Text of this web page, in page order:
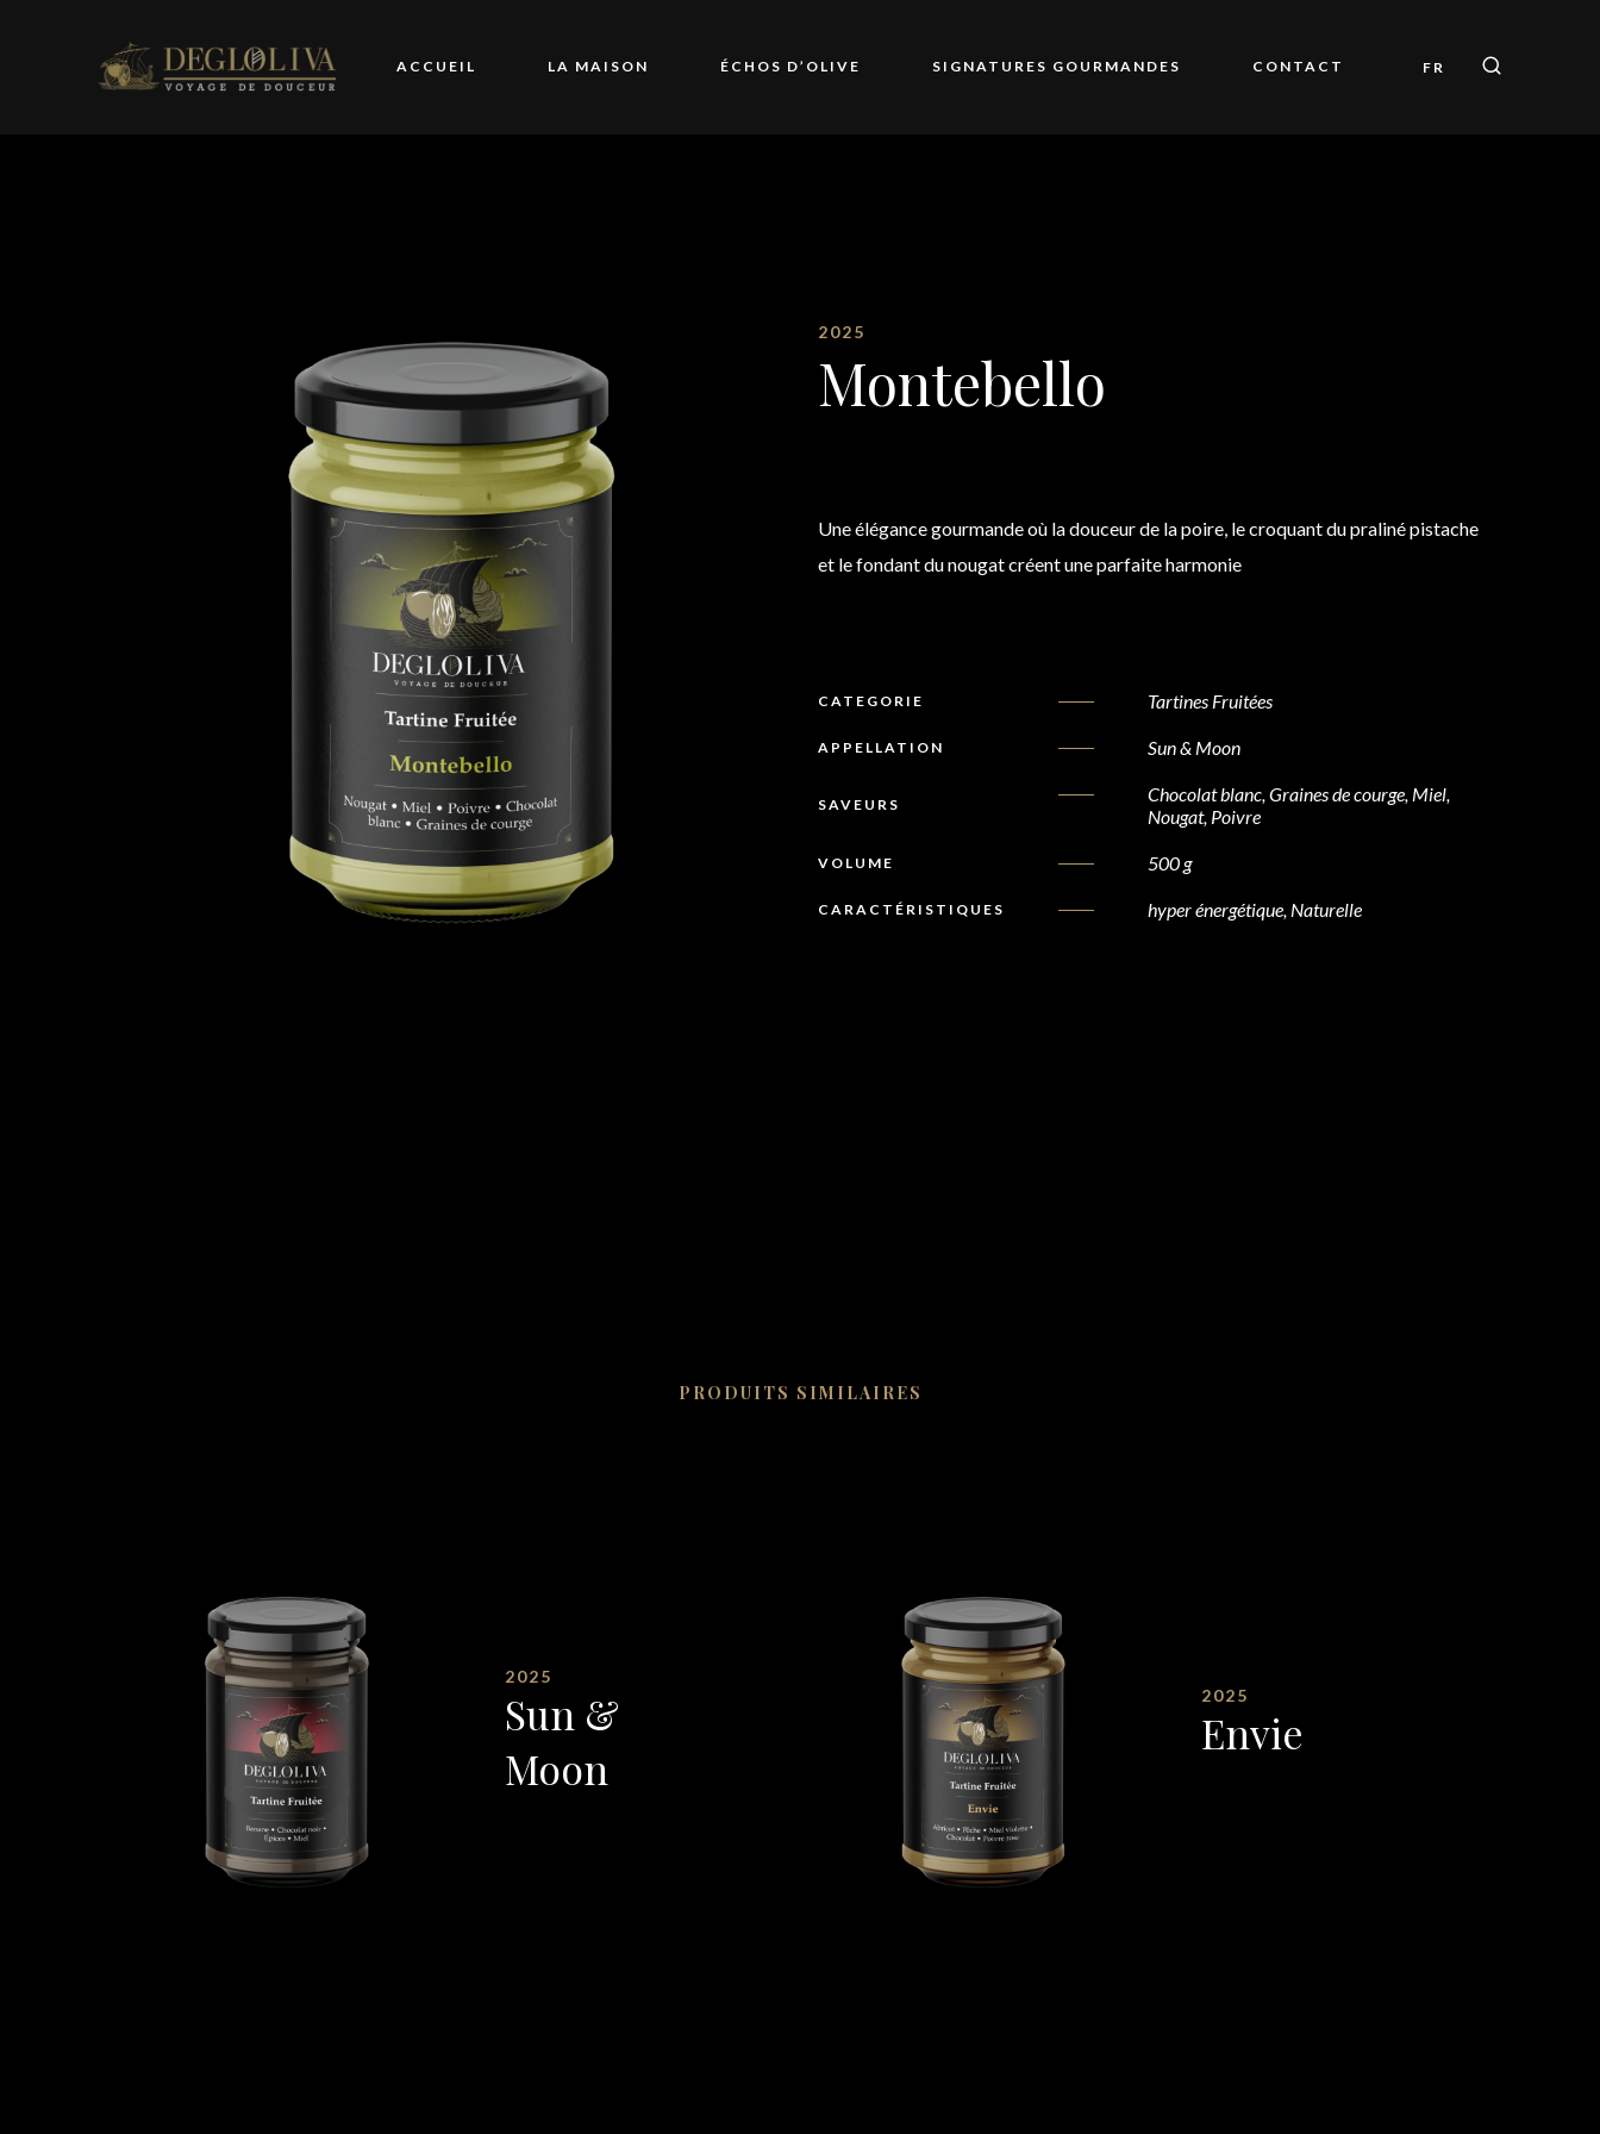
ACCUEIL LA MAISON ÉCHOS D’OLIVE SIGNATURES GOURMANDES CONTACT FR
2025
Montebello
Une élégance gourmande où la douceur de la poire, le croquant du praliné pistache
et le fondant du nougat créent une parfaite harmonie
CATEGORIE Tartines Fruitées
APPELLATION Sun & Moon
SAVEURS
Chocolat blanc, Graines de courge, Miel,
Nougat, Poivre
VOLUME 500 g
CARACTÉRISTIQUES hyper énergétique, Naturelle
PRODUITS SIMILAIRES
2025
Sun &
Moon
2025
Envie